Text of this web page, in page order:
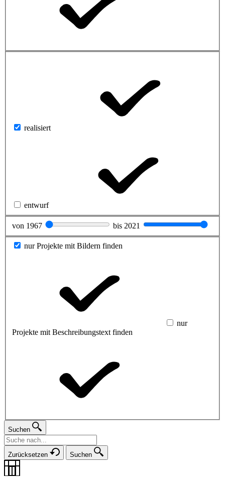
realisiert
entwurf
von 1967 bis 2021
nur Projekte mit Bildern finden
nur
Projekte mit Beschreibungstext finden
Suchen
Zurücksetzen Suchen